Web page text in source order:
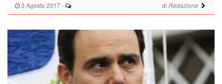
3 Agosto 2017 - di Redazione